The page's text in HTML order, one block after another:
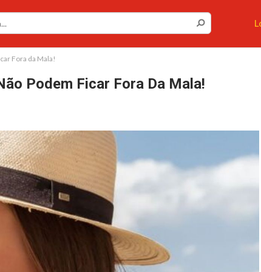
cupons ou cashback incríveis?
Fora da Mala!
Podem Ficar Fora Da Mala!